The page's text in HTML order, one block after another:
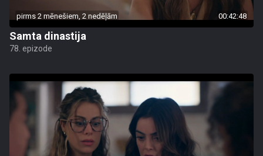
pirms 2 mēnešiem, 2 nedēļām 00:42:48
Samta dinastija
78. epizode